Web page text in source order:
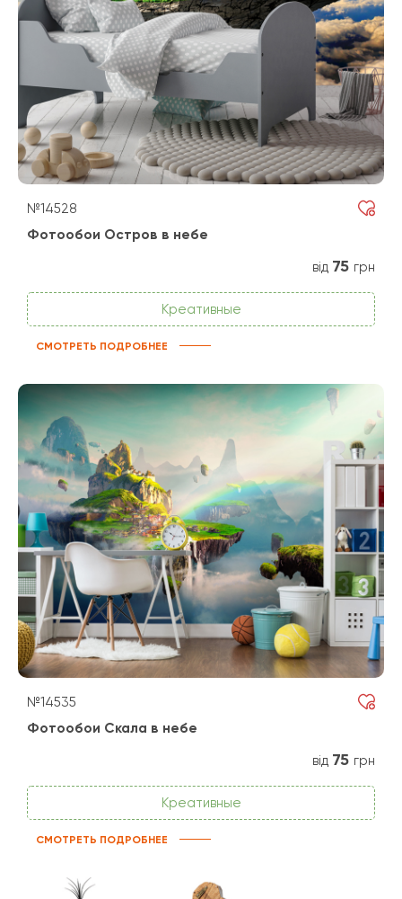
№14528
Фотообои Остров в небе
від 75 грн
Креативные
СМОТРЕТЬ ПОДРОБНЕЕ
№14535
Фотообои Скала в небе
від 75 грн
Креативные
СМОТРЕТЬ ПОДРОБНЕЕ